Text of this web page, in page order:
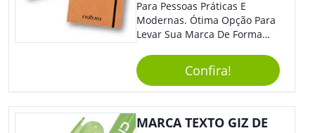
Para Pessoas Práticas E
Modernas. Ótima Opção Para
Levar Sua Marca De Forma
Sua Empresa Em Eventos,
Reuniões Corporativas Ou Até
Mesmo Para Presentear
Colaboradores E Parceiros De
Sua Empresa.
Confira!
MARCA TEXTO GIZ DE